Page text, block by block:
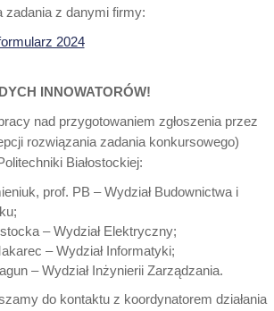
zadania z danymi firmy:
2024
INNOWATORÓW!
nad przygotowaniem zgłoszenia przez
rozwiązania zadania konkursowego)
Białostockiej:
prof. PB – Wydział Budownictwa i
– Wydział Elektryczny;
– Wydział Informatyki;
– Wydział Inżynierii Zarządzania.
do kontaktu z koordynatorem działania